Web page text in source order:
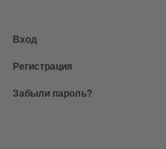
Вход
Регистрация
Забыли пароль?